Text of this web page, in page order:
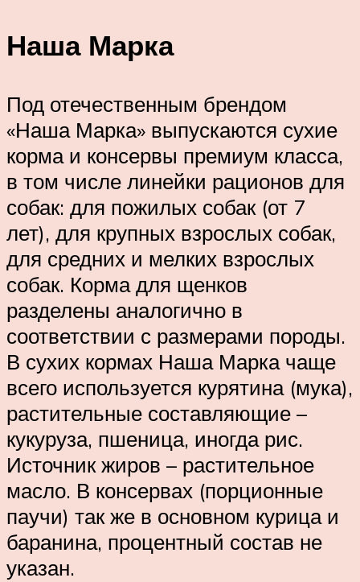
Наша Марка
Под отечественным брендом
«Наша Марка» выпускаются сухие
корма и консервы премиум класса,
в том числе линейки рационов для
собак: для пожилых собак (от 7
лет), для крупных взрослых собак,
для средних и мелких взрослых
собак. Корма для щенков
разделены аналогично в
соответствии с размерами породы.
В сухих кормах Наша Марка чаще
всего используется курятина (мука),
растительные составляющие –
кукуруза, пшеница, иногда рис.
Источник жиров – растительное
масло. В консервах (порционные
паучи) так же в основном курица и
баранина, процентный состав не
указан.